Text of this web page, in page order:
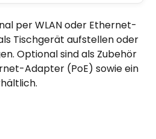
per WLAN oder Ethernet-
Tischgerät aufstellen oder
Optional sind als Zubehör
Adapter (PoE) sowie ein